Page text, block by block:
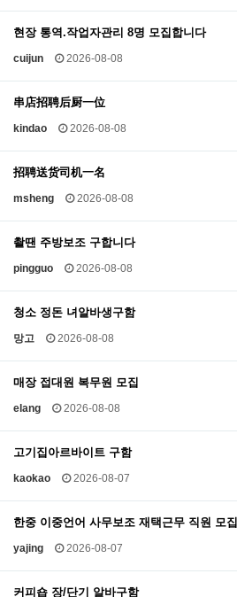
현장 통역.작업자관리 8명 모집합니다
cuijun 2026-08-08
串店招聘后厨一位
kindao 2026-08-08
招聘送货司机一名
msheng 2026-08-08
촬땐 주방보조 구합니다
pingguo 2026-08-08
청소 정돈 녀알바생구함
망고 2026-08-08
매장 접대원 복무원 모집
elang 2026-08-08
고기집아르바이트 구함
kaokao 2026-08-07
한중 이중언어 사무보조 재택근무 직원 모집
yajing 2026-08-07
커피숍 장/단기 알바구함